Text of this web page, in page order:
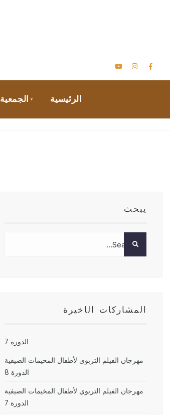
الرئيسية الجمعية
يبحث
المشاركات الأخيرة
الدورة 7
مهرجان الفيلم التربوي لأطفال المخيمات الصيفية
الدورة 8
مهرجان الفيلم التربوي لأطفال المخيمات الصيفية
الدورة 7